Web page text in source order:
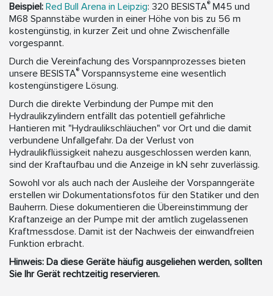
Beispiel: Red Bull Arena in Leipzig: 320 BESISTA® M45 und
M68 Spannstäbe wurden in einer Höhe von bis zu 56 m
kostengünstig, in kurzer Zeit und ohne Zwischenfälle
vorgespannt.
Durch die Vereinfachung des Vorspannprozesses bieten
unsere BESISTA® Vorspannsysteme eine wesentlich
kostengünstigere Lösung.
Durch die direkte Verbindung der Pumpe mit den
Hydraulikzylindern entfällt das potentiell gefährliche
Hantieren mit "Hydraulikschläuchen" vor Ort und die damit
verbundene Unfallgefahr. Da der Verlust von
Hydraulikflüssigkeit nahezu ausgeschlossen werden kann,
sind der Kraftaufbau und die Anzeige in kN sehr zuverlässig.
Sowohl vor als auch nach der Ausleihe der Vorspanngeräte
erstellen wir Dokumentationsfotos für den Statiker und den
Bauherrn. Diese dokumentieren die Übereinstimmung der
Kraftanzeige an der Pumpe mit der amtlich zugelassenen
Kraftmessdose. Damit ist der Nachweis der einwandfreien
Funktion erbracht.
Hinweis: Da diese Geräte häufig ausgeliehen werden, sollten
Sie Ihr Gerät rechtzeitig reservieren.